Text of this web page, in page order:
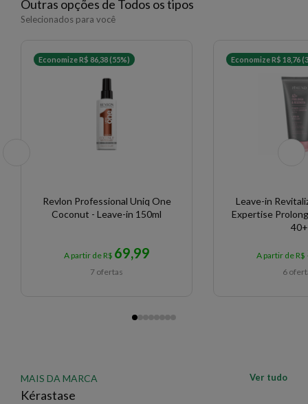
EAN: 3474636591312 - 1671
Outras opções de Todos os tipos
Selecionados para você
Economize R$ 86,38 (55%)
Revlon Professional Uniq One
Coconut - Leave-in 150ml
A partir de R$ 69,99
7 ofertas
Economize R$ 18,76
Leave-in
Expertise
40+
A partir de R$
6
MAIS DA MARCA
Kérastase
Ver tudo